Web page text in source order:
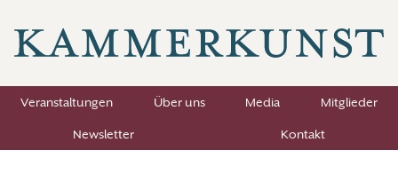
Veranstaltungen Über uns Media
Mitglieder
Newsletter
Kontakt